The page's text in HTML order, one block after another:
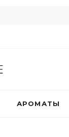
АРОМАТЫ